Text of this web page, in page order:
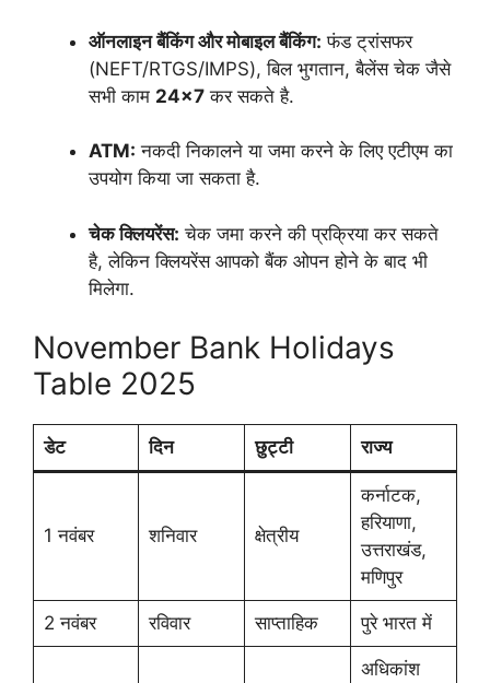
ऑनलाइन बैंकिंग और मोबाइल बैंकिंग: फंड ट्रांसफर
(NEFT/RTGS/IMPS), बिल भुगतान, बैलेंस चेक जैसे
सभी काम 24×7 कर सकते है.
ATM: नकदी निकालने या जमा करने के लिए एटीएम का
उपयोग किया जा सकता है.
चेक क्लियरेंस: चेक जमा करने की प्रक्रिया कर सकते
है, लेकिन क्लियरेंस आपको बैंक ओपन होने के बाद भी
मिलेगा.
November Bank Holidays
Table 2025
डेट दिन छुट्टी राज्य
1 नवंबर शनिवार क्षेत्रीय
कर्नाटक,
हरियाणा,
उत्तराखंड,
मणिपुर
2 नवंबर रविवार साप्ताहिक पुरे भारत में
अधिकांश